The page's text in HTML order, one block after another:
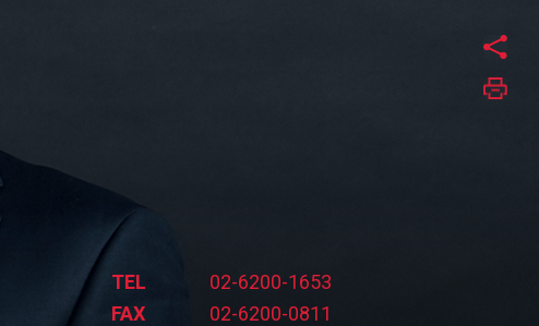
TEL
02-6200-1653
FAX
02-6200-0811